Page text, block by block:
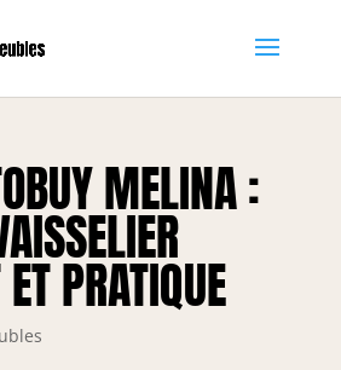
MELINA :
PRATIQUE